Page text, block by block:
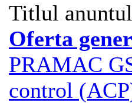
Titlul
Oferta
PRAMAC
control